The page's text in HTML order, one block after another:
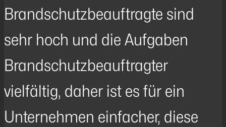
Brandschutzbeauftragte sind
sehr hoch und die Aufgaben
Brandschutzbeauftragter
vielfältig, daher ist es für ein
Unternehmen einfacher, diese